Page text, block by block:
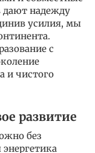
дают надежду
усилия, мы
с
и чистого
развитие
без